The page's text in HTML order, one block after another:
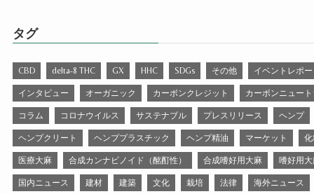
タグ
CBD delta-8 THC GX HHC SDGs その他 イベントレポ
インタビュー オーガニック カーボンクレジット カーボンニュー
コラム コロナウイルス サステナブル プレスリリース ヘンプ
ヘンプクリート ヘンププラスチック ヘンプ精油 マーケット
医療大麻 合成カンナビノイド（酩酊性） 合成嗜好用大麻 嗜好用
国内ニュース 建材 建築 文化 栽培 法律 海外ニュース